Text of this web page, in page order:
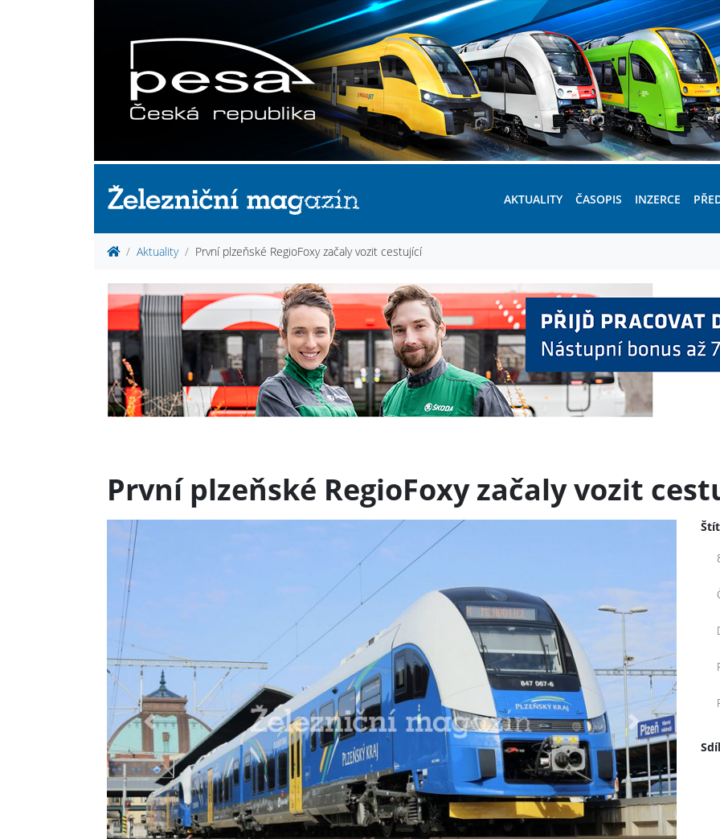
AKTUALITY ČASOPIS INZERCE
Aktuality První plzeňské RegioFoxy začaly vozit cestující
První plzeňské RegioFoxy začaly vozit
Previous Next